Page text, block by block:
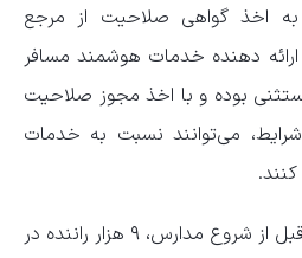
اخذ گواهی صلاحیت از مرجع
دهنده خدمات هوشمند مسافر
بوده و با اخذ مجوز صلاحیت
شرایط، می‌توانند نسبت به خدمات
در این جلسه اعلام شد که قبل از شروع مدارس، ۹ هزار راننده در